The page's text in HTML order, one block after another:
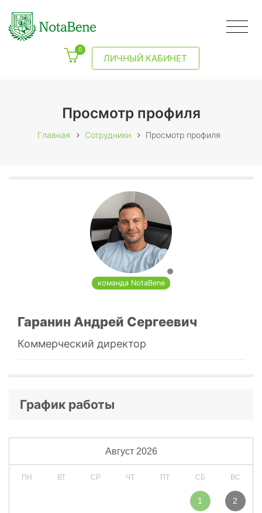
0
ЛИЧНЫЙ КАБИНЕТ
Просмотр профиля
Главная Сотрудники Просмотр профиля
команда NotaBene
Гаранин Андрей Сергеевич
Коммерческий директор
График работы
Август 2026
ПН ВТ СР ЧТ ПТ СБ ВС
1 2